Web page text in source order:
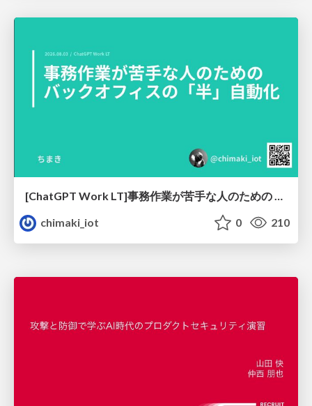
[ChatGPT Work LT]事務作業が苦手な人のための バックオフィスの「半」自動化
chimaki_iot
0 210